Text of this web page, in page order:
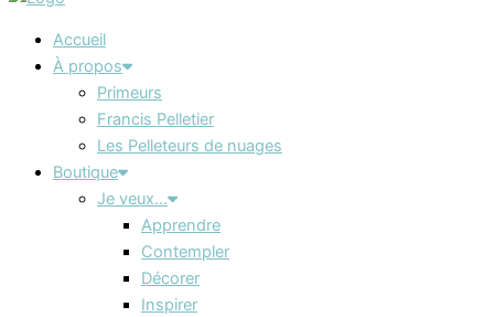
Accueil
À propos
Primeurs
Francis Pelletier
Les Pelleteurs de nuages
Boutique
Je veux…
Apprendre
Contempler
Décorer
Inspirer